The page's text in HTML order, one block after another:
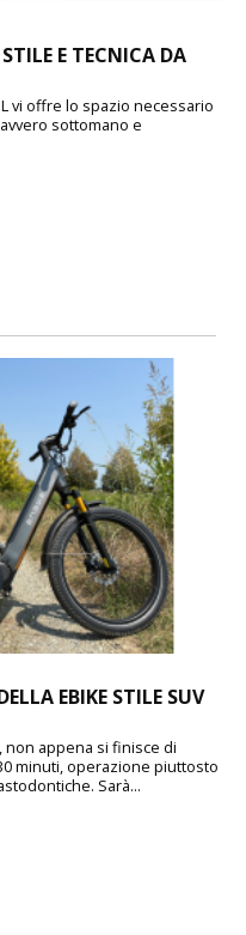
E TECNICA DA
L vi offre lo spazio necessario
sottomano e
EBIKE STILE SUV
appena si finisce di
minuti, operazione piuttosto
Sarà...